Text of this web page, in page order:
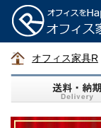
オフィス家具R